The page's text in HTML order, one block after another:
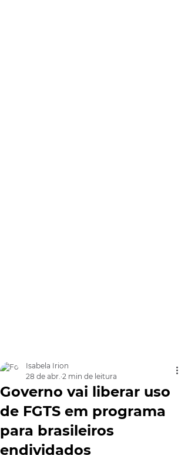
Governo vai liberar uso
de FGTS em programa
para brasileiros
endividados
Isabela Irion
28 de abr. 2 min de leitura